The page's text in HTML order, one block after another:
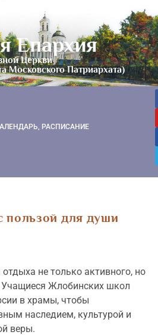
Епархия
Церкви
Московского Патриархата)
РАСПИСАНИЕ
пользой для души
не только активного, но
Учащиеся Жлобинских школ
в храмы, чтобы
наследием, культурой и
веры.